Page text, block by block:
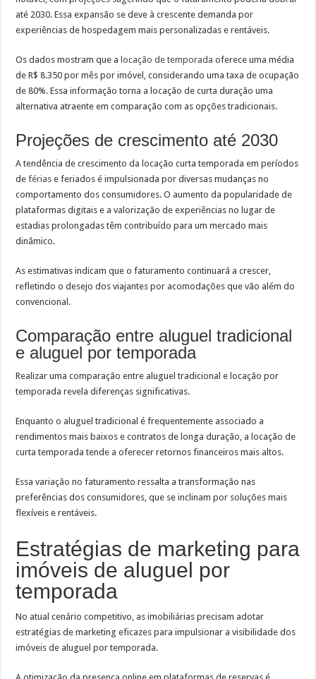
até 2030. Essa expansão se deve à crescente demanda por
experiências de hospedagem mais personalizadas e rentáveis.
Os dados mostram que a locação de temporadaoferece uma média
de R$ 8.350 por mês por imóvel, considerando uma taxa de ocupação
de 80%. Essa informação torna a locação de curta duração uma
alternativa atraente em comparação com as opções tradicionais.
Projeções de crescimento até 2030
A tendência de crescimento da locação curta temporada em períodos
deférias e feriados é impulsionada por diversas mudanças no
comportamento dos consumidores. O aumento da popularidade de
plataformas digitais e a valorização de experiências no lugar de
estadias prolongadas têm contribuído para um mercado mais
dinâmico.
As estimativas indicam que o faturamento continuará a crescer,
refletindo o desejo dos viajantes por acomodações que vão além do
convencional.
Comparação entre aluguel tradicional
e aluguel por temporada
Realizar uma comparação entre aluguel tradicional e locação por
temporada revela diferenças significativas.
Enquanto o aluguel tradicional é frequentemente associado a
rendimentos mais baixos e contratos de longa duração, a locação de
curta temporada tende a oferecer retornos financeiros mais altos.
Essa variação no faturamento ressalta a transformação nas
preferências dos consumidores, que se inclinam por soluções mais
flexíveis e rentáveis.
Estratégias de marketing para
imóveis de aluguel por
temporada
No atual cenário competitivo, as imobiliárias precisam adotar
estratégias de marketing eficazes para impulsionar a visibilidade dos
imóveis de aluguel por temporada.